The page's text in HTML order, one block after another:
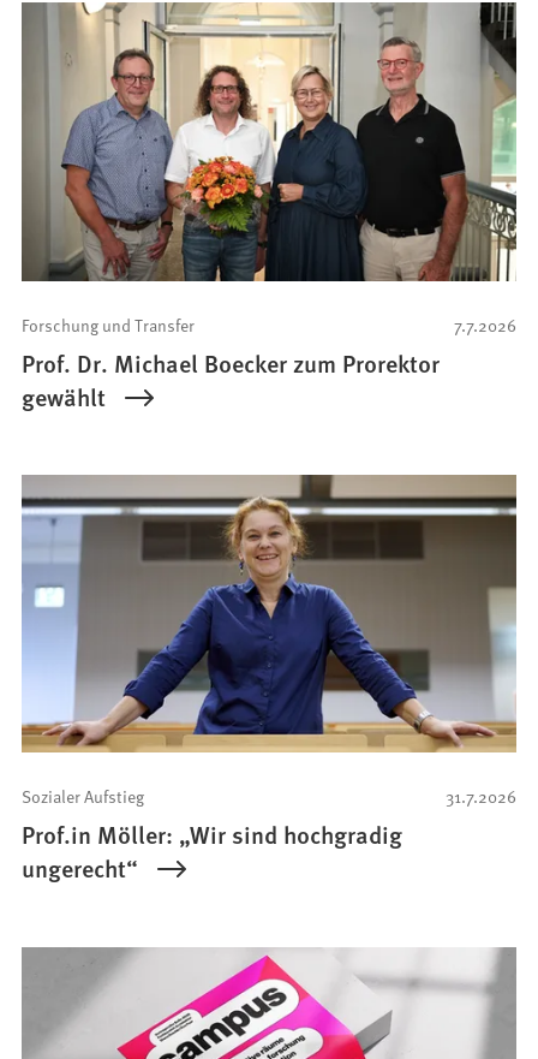
7.7.2026
Forschung und Transfer
Prof. Dr. Michael Boecker zum Prorektor
gewählt
31.7.2026
Sozialer Aufstieg
Prof.in Möller: „Wir sind hochgradig
ungerecht“